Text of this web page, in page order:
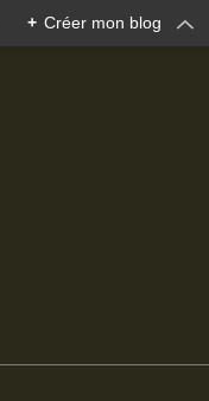
+ Créer mon blog